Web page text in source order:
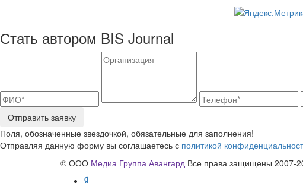
Стать автором BIS Journal
Отправить заявку
Поля, обозначенные звездочкой, обязательные для заполнения!
Отправляя данную форму вы соглашаетесь с политикой
© ООО Медиа Группа Авангард Все права защищены 2007-